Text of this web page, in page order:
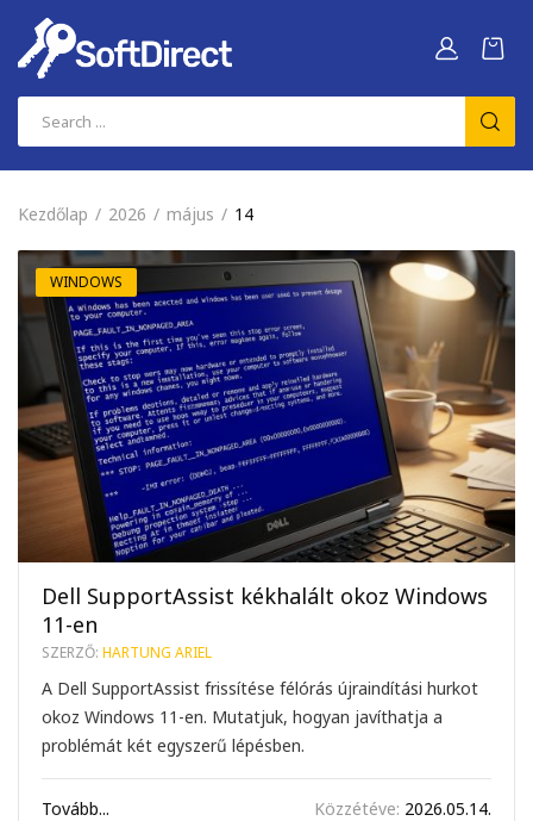
Kezdőlap 2026 május 14
WINDOWS
Dell SupportAssist kékhalált okoz Windows
11-en
SZERZŐ: HARTUNG ARIEL
A Dell SupportAssist frissítése félórás újraindítási hurkot
okoz Windows 11-en. Mutatjuk, hogyan javíthatja a
problémát két egyszerű lépésben.
Tovább... Közzétéve: 2026.05.14.